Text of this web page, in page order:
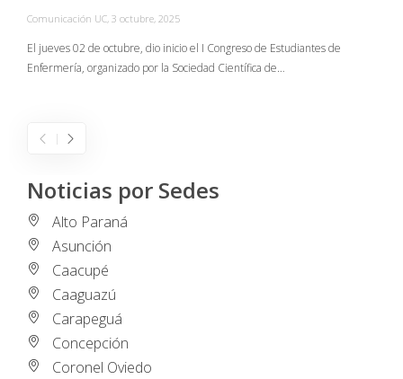
Comunicación UC, 3 octubre, 2025
El jueves 02 de octubre, dio inicio el I Congreso de Estudiantes de
Enfermería, organizado por la Sociedad Científica de…
Noticias por Sedes
Alto Paraná
Asunción
Caacupé
Caaguazú
Carapeguá
Concepción
Coronel Oviedo